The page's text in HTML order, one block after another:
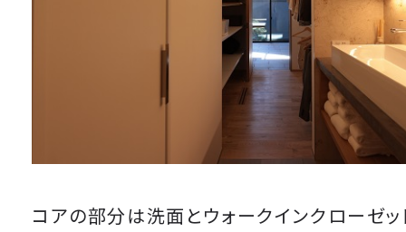
コアの部分は洗面とウォークインクローゼッ